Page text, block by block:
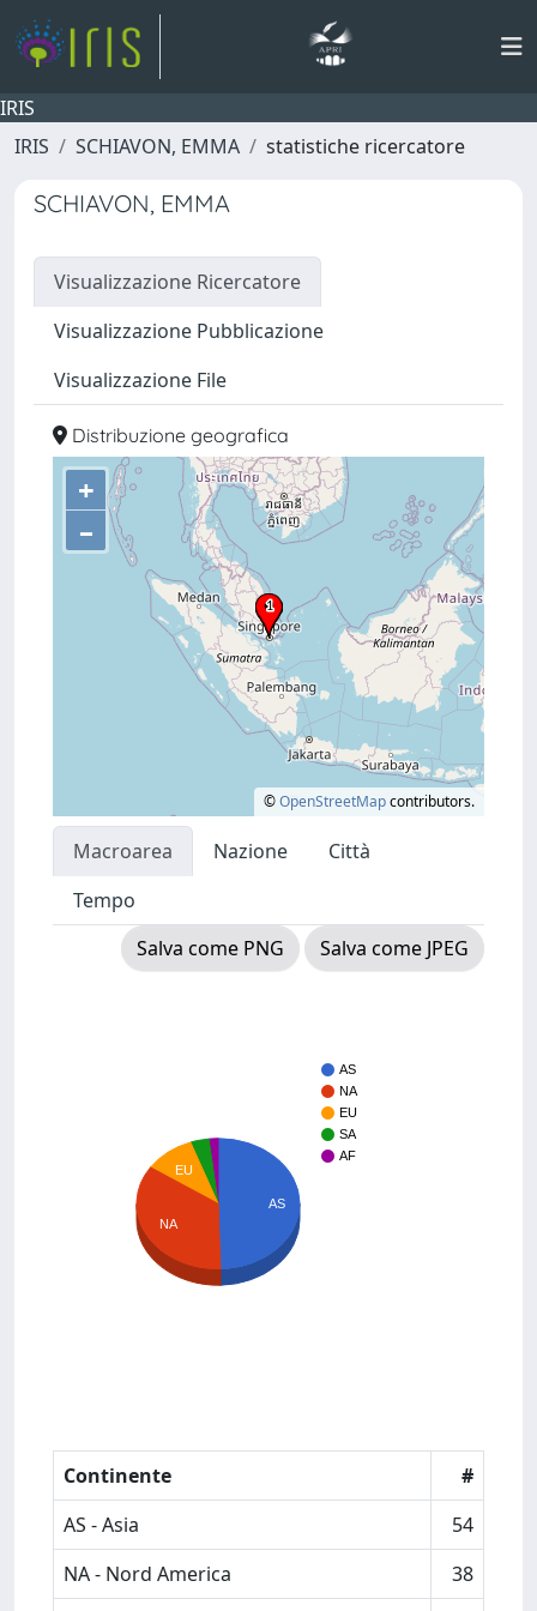
IRIS
IRIS
SCHIAVON, EMMA statistiche ricercatore
SCHIAVON, EMMA
Visualizzazione Ricercatore
Visualizzazione Pubblicazione
Visualizzazione File
Distribuzione geografica
+
–
©OpenStreetMapcontributors.
Macroarea Nazione
Città
Tempo
Salva come PNG
Salva come JPEG
AS
NA
EU
SA
AF
AS
EU
NA
Continente
#
AS - Asia
54
NA - Nord America
38